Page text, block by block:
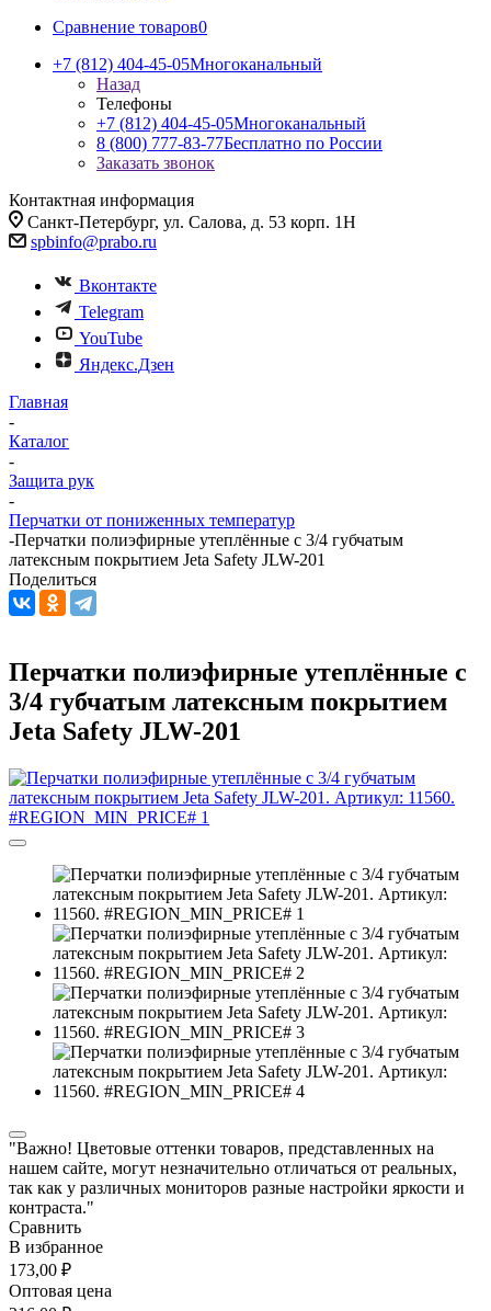
Сравнение товаров0
+7 (812) 404-45-05Многоканальный
Назад
Телефоны
+7 (812) 404-45-05Многоканальный
8 (800) 777-83-77Бесплатно по России
Заказать звонок
Контактная информация
Санкт-Петербург, ул. Салова, д. 53 корп. 1Н
spbinfo@prabo.ru
Вконтакте
Telegram
YouTube
Яндекс.Дзен
Главная
-
Каталог
-
Защита рук
-
Перчатки от пониженных температур
-Перчатки полиэфирные утеплённые с 3/4 губчатым
латексным покрытием Jeta Safety JLW-201
Поделиться
Перчатки полиэфирные утеплённые с
3/4 губчатым латексным покрытием
Jeta Safety JLW-201
"Важно! Цветовые оттенки товаров, представленных на
нашем сайте, могут незначительно отличаться от реальных,
так как у различных мониторов разные настройки яркости и
контраста."
Сравнить
В избранное
173,00 ₽
Оптовая цена